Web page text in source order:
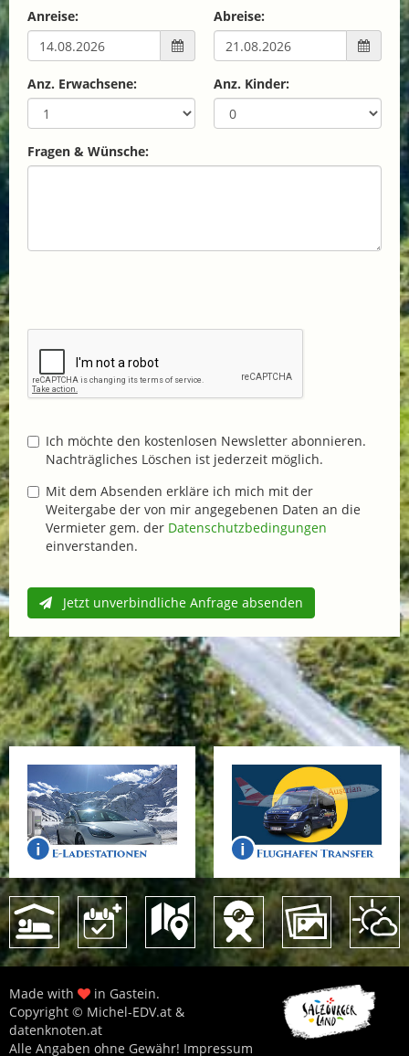
Anreise: Abreise:
Anz. Erwachsene: Anz. Kinder:
Fragen & Wünsche:
Ich möchte den kostenlosen Newsletter abonnieren.
Nachträgliches Löschen ist jederzeit möglich.
Mit dem Absenden erkläre ich mich mit der
Weitergabe der von mir angegebenen Daten an die
Vermieter gem. der Datenschutzbedingungen
einverstanden.
Jetzt unverbindliche Anfrage absenden
Made with
in Gastein.
Copyright © Michel-EDV.at &
datenknoten.at
Alle Angaben ohne Gewähr! Impressum